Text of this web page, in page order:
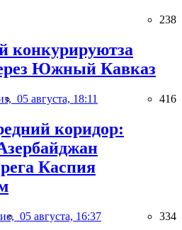
238
Южный Кавказ
05 августа, 18:11 416
коридор:
Каспия
05 августа, 16:37 334